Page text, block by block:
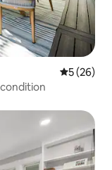
5 ud af 5 i
5 (26)